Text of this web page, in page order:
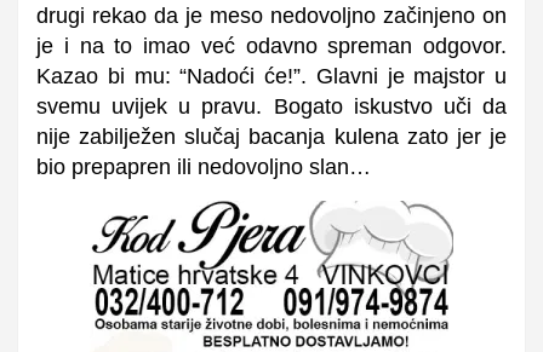
drugi rekao da je meso nedovoljno začinjeno on
je i na to imao već odavno spreman odgovor.
Kazao bi mu: “Nadoći će!”. Glavni je majstor u
svemu uvijek u pravu. Bogato iskustvo uči da
nije zabilježen slučaj bacanja kulena zato jer je
bio prepapren ili nedovoljno slan…